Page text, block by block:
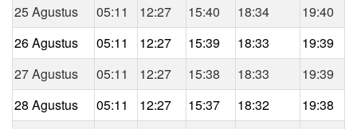
25 Agustus
05:11 12:27 15:40 18:34
19:40
26 Agustus
05:11 12:27 15:39 18:33
19:39
27 Agustus
05:11 12:27 15:38 18:33
19:39
28 Agustus
05:11 12:27 15:37 18:32
19:38